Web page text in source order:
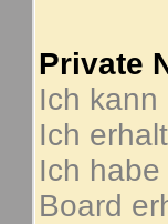
Private
Ich kann
Ich
Ich
Board